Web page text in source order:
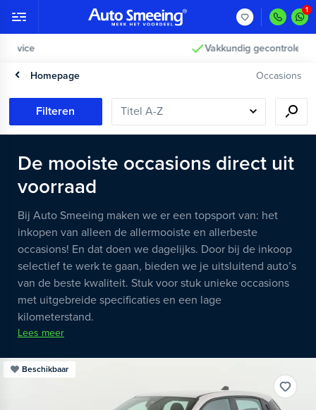
Vakkundig gecontroleerd >
Homepage Occasions
Filteren
De mooiste occasions direct uit
voorraad
Bij Auto Smeeing maken we er een topsport van: het
inkopen van alleen de allermooiste en allerbeste
occasions! En dat doen we dagelijks. Door bij de inkoop
selectief te werk te gaan, bieden we je uitsluitend auto’s
van de beste kwaliteit. Stuk voor stuk unieke occasions
met uitgebreide specificaties en een lage
kilometerstand.
Lees meer
Beschikbaar